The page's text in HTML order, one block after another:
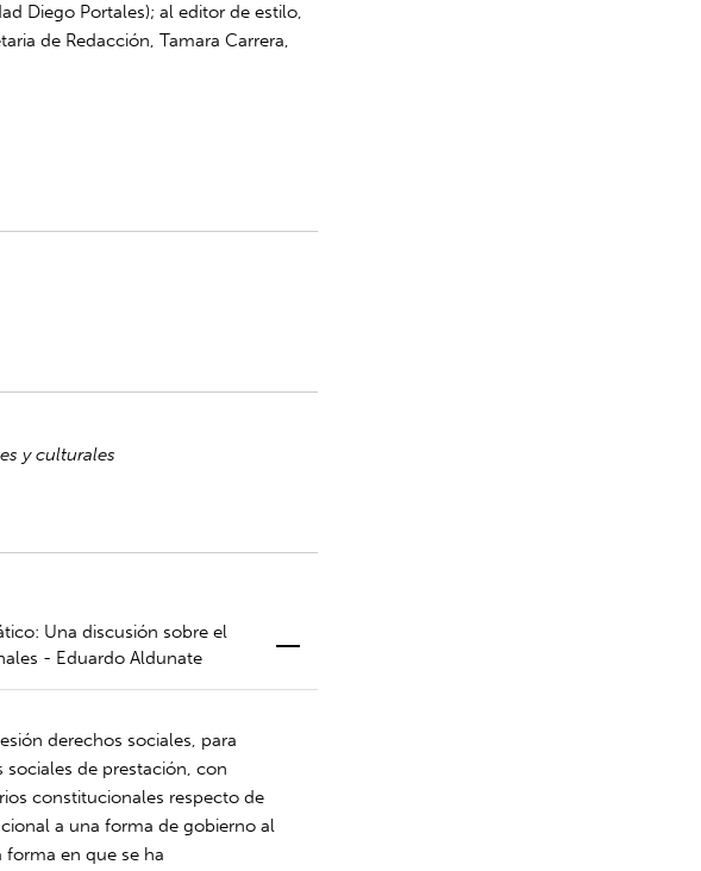
Diego Portales); al editor de estilo,
de Redacción, Tamara Carrera,
y culturales
Una discusión sobre el
- Eduardo Aldunate
derechos sociales, para
de prestación, con
constitucionales respecto de
a una forma de gobierno al
forma en que se ha